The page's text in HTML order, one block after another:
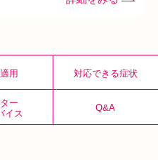
用 対応できる症状
ー
イス Q&A